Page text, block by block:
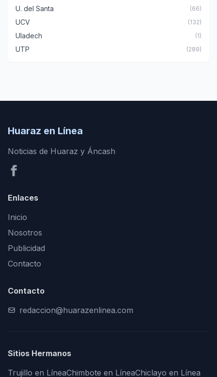
U. del Santa (66)
UCV (132)
Uladech (1)
UTP (289)
Huaraz en Línea
Noticias de Huaraz y Áncash
Enlaces
Inicio
Nosotros
Publicidad
Contacto
Contacto
redaccion@huarazenlinea.com
Sitios Hermanos
Trujillo en LíneaChimbote en LíneaChiclayo en Línea